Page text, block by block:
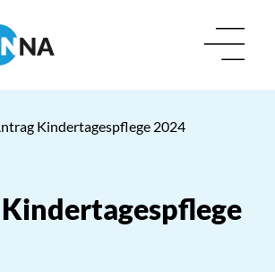
Kindertagespflege 2024